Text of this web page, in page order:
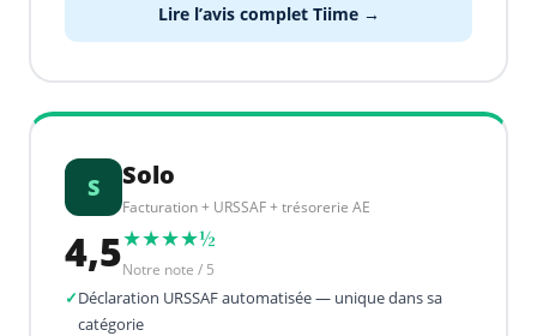
Lire l’avis complet Tiime →
S Solo
Facturation + URSSAF + trésorerie AE
4,5★★★★½
Notre note / 5
✓Déclaration URSSAF automatisée — unique dans sa
catégorie